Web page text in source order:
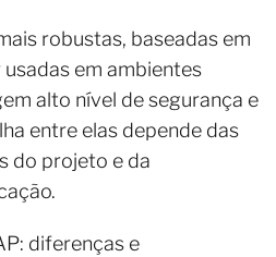
robustas, baseadas em
em ambientes
alto nível de segurança e
entre elas depende das
do projeto e da
diferenças e